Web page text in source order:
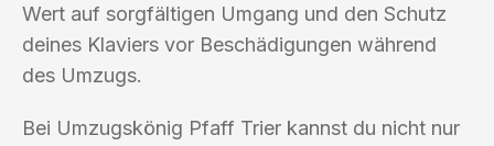
Wert auf sorgfältigen Umgang und den Schutz
deines Klaviers vor Beschädigungen während
des Umzugs.
Bei Umzugskönig Pfaff Trier kannst du nicht nur